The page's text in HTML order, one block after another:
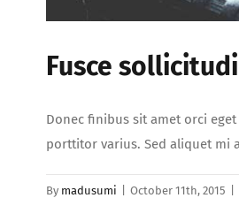
Fusce
Donec finibus sit amet orci
porttitor varius. Sed aliquet mi
By madusumi October 11th, 2015